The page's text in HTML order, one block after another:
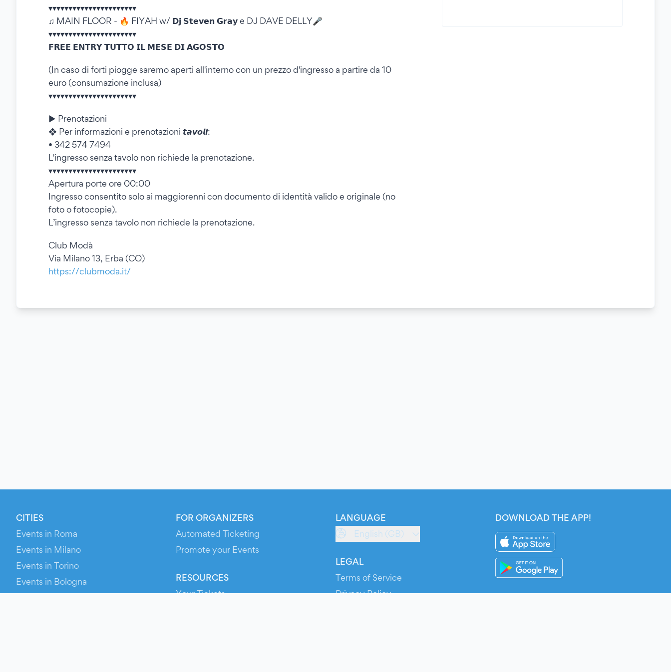
▾▾▾▾▾▾▾▾▾▾▾▾▾▾▾▾▾▾▾▾▾▾
♫ MAIN FLOOR - 🔥 FIYAH w/ 𝗗𝗷 𝗦𝘁𝗲𝘃𝗲𝗻 𝗚𝗿𝗮𝘆 e DJ DAVE DELLY🎤
▾▾▾▾▾▾▾▾▾▾▾▾▾▾▾▾▾▾▾▾▾▾
𝗙𝗥𝗘𝗘 𝗘𝗡𝗧𝗥𝗬 𝗧𝗨𝗧𝗧𝗢 𝗜𝗟 𝗠𝗘𝗦𝗘 𝗗𝗜 𝗔𝗚𝗢𝗦𝗧𝗢
(In caso di forti piogge saremo aperti all'interno con un prezzo d'ingresso a partire da 10
euro (consumazione inclusa)
▾▾▾▾▾▾▾▾▾▾▾▾▾▾▾▾▾▾▾▾▾▾
▶ Prenotazioni
❖ Per informazioni e prenotazioni 𝙩𝙖𝙫𝙤𝙡𝙞:
• 342 574 7494
L'ingresso senza tavolo non richiede la prenotazione.
▾▾▾▾▾▾▾▾▾▾▾▾▾▾▾▾▾▾▾▾▾▾
Apertura porte ore 00:00
Ingresso consentito solo ai maggiorenni con documento di identità valido e originale (no
foto o fotocopie).
L’ingresso senza tavolo non richiede la prenotazione.
Club Modà
Via Milano 13, Erba (CO)
https://clubmoda.it/
CITIES
Events in Roma
Events in Milano
Events in Torino
Events in Bologna
FOR ORGANIZERS
Automated Ticketing
Promote your Events
RESOURCES
Your Tickets
LANGUAGE
English (GB)
LEGAL
Terms of Service
Privacy Policy
DOWNLOAD THE APP!